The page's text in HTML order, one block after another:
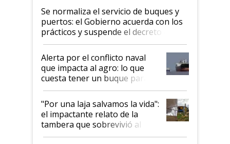
Se normaliza el servicio de buques y
puertos: el Gobierno acuerda con los
prácticos y suspende el decreto de
desregulación
Alerta por el conflicto naval
que impacta al agro: lo que
cuesta tener un buque parado
y el peligro de que Argentina
pase a ser "país sucio"
"Por una laja salvamos la vida":
el impactante relato de la
tambera que sobrevivió al
tornado